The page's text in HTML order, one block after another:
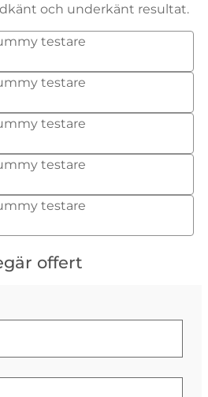
och underkänt resultat.
testare
testare
testare
testare
testare
offert